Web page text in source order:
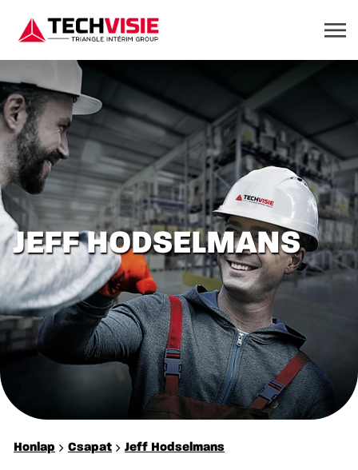
JEFF HODSELMANS
Honlap Csapat Jeff Hodselmans